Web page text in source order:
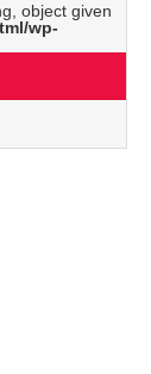
object given
wp-